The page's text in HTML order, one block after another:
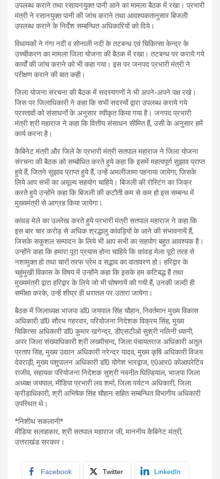
उपलब्ध कराने तथा रसायनयुक्त पानी आने का मामला बैठक में रखा। प्रभारी
मंत्री ने रसानयुक्त पानी की जांच कराने तथा आवश्यकतानुसार बिजली
उपलब्ध कराने के निर्देश सम्बन्धित अधिकारियों को दिये।
विधायकों ने गंगा नदी व सोनाली नदी के तटबन्ध एवं चिकित्सा केन्द्र के
उच्चीकरण का मामला जिला योजना की बैठक में रखा। तटबन्ध पर कराये गये
कार्यों की जांच कराने को भी कहा गया। इस पर जनपद प्रभारी मंत्री ने
परीक्षण कराने की बात कही।
जिला योजना संरचना की बैठक में सदस्यगणों ने भी अपने-अपने पक्ष रखे।
जिस पर जिलाधिकारी ने कहा कि सभी सदस्यों द्वारा उपलब्ध कराये गये
प्रस्तावों को संसाधनों के अनुसार स्वीकृत किया गया है। जनपद प्रभारी
मंत्री श्री महाराज ने कहा कि वित्तीय संसाधन सीमित हैं, उसी के अनुसार हमें
कार्य करना है।
कैबिनेट मंत्री और जिले के प्रभारी मंत्री सतपाल महाराज ने जिला योजना
संरचना की बैठक को सम्बोधित करते हुये कहा कि इसमें महत्वपूर्ण सुझाव प्राप्त
हुये हैं, जितने सुझाव प्राप्त हुये हैं, उन्हें अमलीजामा पहनाया जायेगा, जिसके
लिये आप सभी का अमूल्य सहयोग चाहिये। बिजली की रोस्टिंग का जिक्र
करते हुये उन्होंने कहा कि बिजली की कटौती कम से कम हो इस सम्बन्ध में
मुख्यमंत्री से आग्रह किया जायेगा।
कांवड मेले का उल्लेख करते हुये प्रभारी मंत्री सतपाल महाराज ने कहा कि
इस बार चार करोड़ से अधिक श्रद्धालु कांवड़ियों के आने की संभावनायें हैं,
जिसके सकुशल सम्पादन के लिये भी आप सभी का सहयोग बहुत आवश्यक है।
उन्होंने कहा कि हमारा पूरा प्रयास होना चाहिये कि कांवड़ मेला पूरी तरह से
नशामुक्त हो तथा चारों तरफ प्रेम व सद्भाव का वातावरण हो। हरिद्वार के
चहुंमुखी विकास के विषय में उन्होंने कहा कि इसके हम कटिबद्ध हैं तथा
मुख्यमंत्री द्वारा हरिद्वार के लिये जो भी घोषणायें की गयी हैं, उनकी जल्दी ही
समीक्षा करके, उन्हें शीघ्र ही धरातल पर उतारा जायेगा।
बैठक में जिलाध्यक्ष भाजपा डॉ0 जयपाल सिंह चौहान, निवर्तमान मुख्य विकास
अधिकारी डॉ0 सौरभ गहरवार, परियोजना निदेशक विक्रम सिंह, मुख्य
चिकित्सा अधिकारी डॉ0 कुमार खगेन्द्र, डीएसटीओ सुश्री नलिनी ध्यानी,
अपर जिला संख्याधिकारी श्री लख्मीचन्द, जिला पंचायतराज अधिकारी अतुल
प्रताप सिंह, मुख्य उद्यान अधिकारी नरेन्द्र यादव, मुख्य कृषि अधिकारी विजय
देवराड़ी, मुख्य पशुपालन अधिकारी डॉ0 योगेश भारद्वाज, ए0आर0 कोआपरेटिव
राजीव, सहायक परियोजना निदेशक सुश्री नवनीत घिल्डियाल, भाजपा जिला
अध्यक्ष जयपाल, मीडिया प्रभारी लव शर्मा, जिला पर्यटन अधिकारी, जिला
क्रीड़ाधिकारी, श्री अभिषेक सिंह चौहान सहित सम्बन्धित विभागीय अधिकारी
उपस्थित थे।
*निशीथ सकलानी*
मीडिया सलाहकार, श्री सतपाल महाराज जी, माननीय कैबिनेट मंत्री,
उत्तराखंड सरकार।
Facebook Twitter LinkedIn